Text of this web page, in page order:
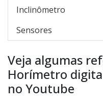
Inclinômetro
Sensores
Veja algumas
Horímetro
no Youtube